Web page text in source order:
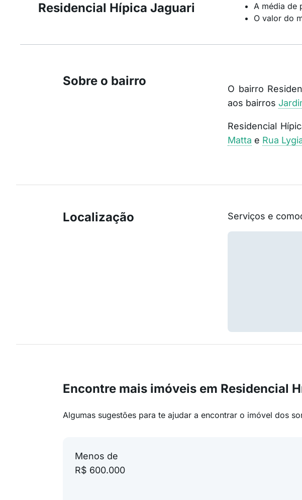
Residencial Hípica Jaguari
A média de
O valor do
Sobre o bairro
O bairro
aos bairros
Residencial
Matta e Rua
Localização Serviços e
Encontre mais imóveis em Residencial
Algumas sugestões para te ajudar a encontrar o imóvel dos
Menos de
R$ 600.000